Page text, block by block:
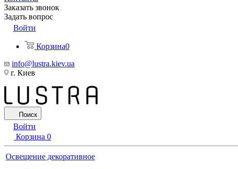
Заказать звонок
Задать вопрос
Войти
Корзина0
info@lustra.kiev.ua
г. Киев
Поиск
Войти
Корзина 0
Освещение декоративное